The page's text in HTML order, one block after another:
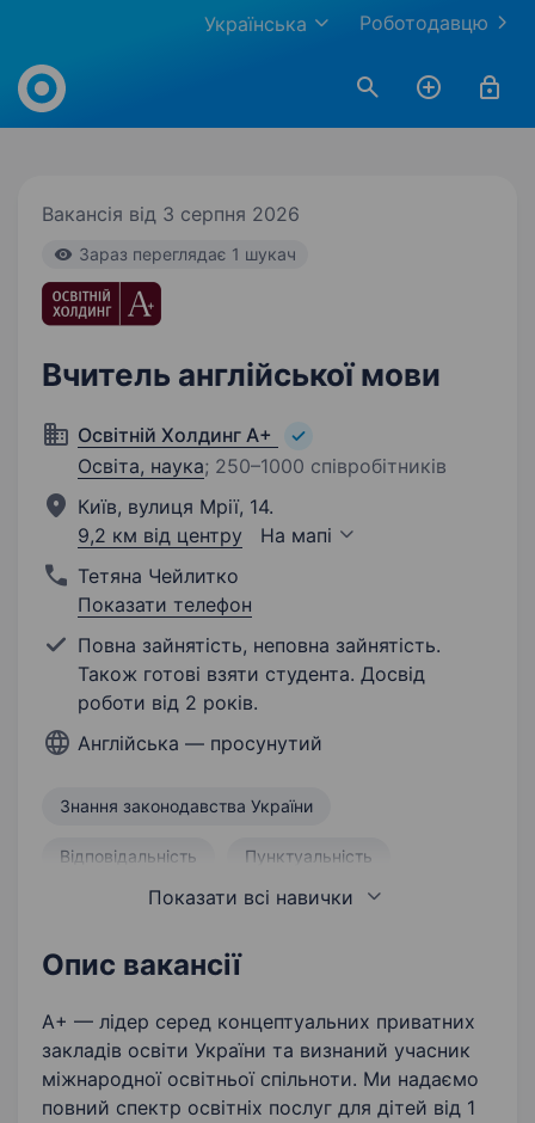
Роботодавцю
Українська
Work.ua
Вакансія від 3 серпня 2026
Зараз переглядає 1 шукач
Вчитель англійської мови
Освітній Холдинг А+
Освіта, наука; 250–1000 співробітників
Київ, вулиця Мрії, 14.
9,2 км від центру
На мапі
Тетяна Чейлитко
Показати телефон
Повна зайнятість, неповна зайнятість.
Також готові взяти студента. Досвід
роботи від 2 років.
Англійська — просунутий
Знання законодавства України
Відповідальність Пунктуальність
Викладання Творчий підхід
Викладання англійської мови
Розробка навчальних програм
Показати всі навички
Опис вакансії
А+ — лідер серед концептуальних приватних
закладів освіти України та визнаний учасник
міжнародної освітньої спільноти. Ми надаємо
повний спектр освітніх послуг для дітей від 1